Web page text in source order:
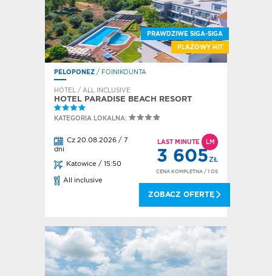
PRAWDZIWE SIGA-SIGA
PLAŻOWY HIT
PELOPONEZ / FOINIKOUNTA
HOTEL / ALL INCLUSIVE
HOTEL PARADISE BEACH RESORT
KATEGORIA LOKALNA:
Cz 20.08.2026 / 7
dni
Katowice / 15:50
All inclusive
LAST MINUTE LM
3 605ZŁ
CENA KOMPLETNA / 1 OS
ZOBACZ OFERTĘ